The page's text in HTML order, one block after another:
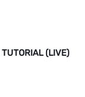
(LIVE)